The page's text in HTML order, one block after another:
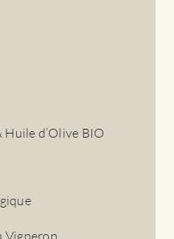
Huile d’Olive BIO
Vigneron